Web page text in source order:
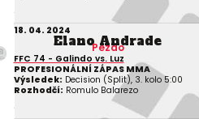
18. 04. 2024
Elano Andrade
Pezao
FFC 74 - Galindo vs. Luz
PROFESIONÁLNÍ ZÁPAS MMA
Výsledek: Decision (Split), 3. kolo 5:00
Rozhodčí: Romulo Balarezo